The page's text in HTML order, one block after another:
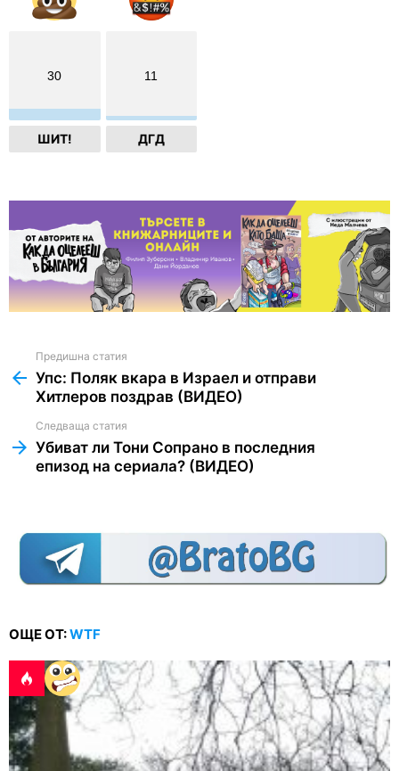
30
ШИТ!
11
ДГД
more
Предишна статия
Упс: Поляк вкара в Израел и отправи
Хитлеров поздрав (ВИДЕО)
Следваща статия
Убиват ли Тони Сопрано в последния
епизод на сериала? (ВИДЕО)
ОЩЕ ОТ:WTF